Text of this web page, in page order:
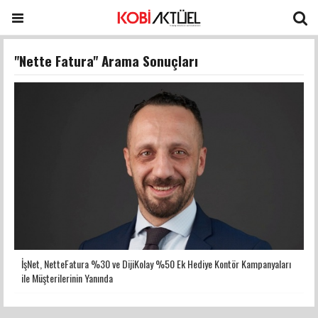
"Nette Fatura" Arama Sonuçları
İşNet, NetteFatura %30 ve DijiKolay %50 Ek Hediye Kontör Kampanyaları
ile Müşterilerinin Yanında